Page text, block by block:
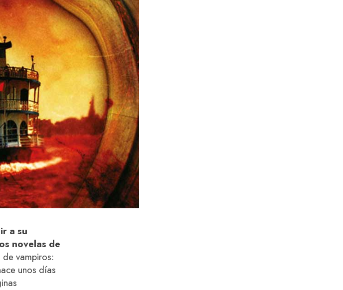
a su
novelas de
vampiros:
unos días